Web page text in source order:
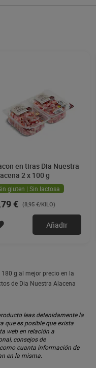
en tiras Dia Nuestra
2 x 100 g
gluten | Sin lactosa
€ (8,95 €/KILO)
Añadir
g al mejor precio en la
de Dia Nuestra Alacena
leas detenidamente la
que es posible que exista
web en relación a
consejos de
cuanta información de
en la misma.